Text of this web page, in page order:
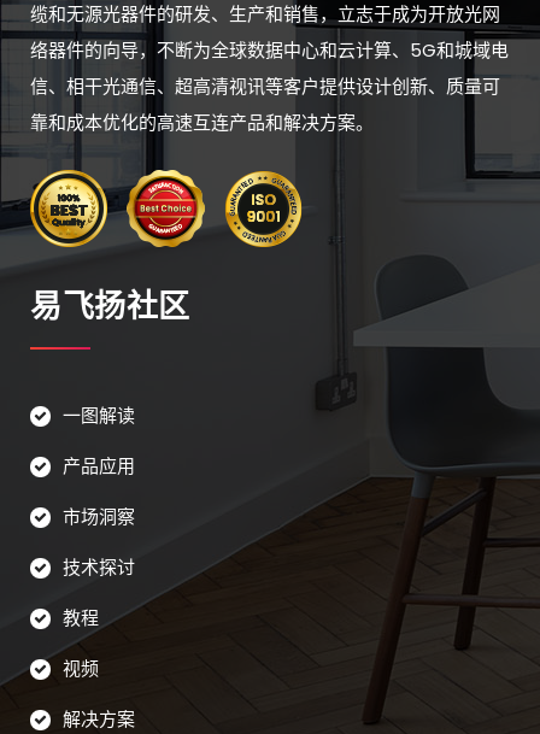
缆和无源光器件的研发、生产和销售，立志于成为开放光网
络器件的向导，不断为全球数据中心和云计算、5G和城域电
信、相干光通信、超高清视讯等客户提供设计创新、质量可
靠和成本优化的高速互连产品和解决方案。
易飞扬社区
一图解读
产品应用
市场洞察
技术探讨
教程
视频
解决方案